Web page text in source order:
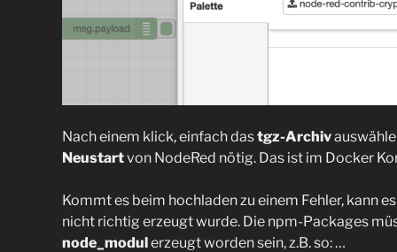
Nach einem klick, einfach dastgz-Archiv
Neustartvon NodeRed nötig. Das ist im Docker
Kommt es beim hochladen zu einem Fehler, kann
nicht richtig erzeugt wurde. Die npm-Packages
node_modulerzeugt worden sein, z.B. so: …